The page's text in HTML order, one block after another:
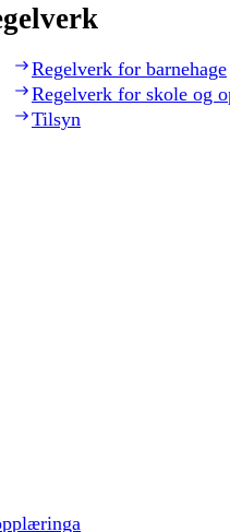
Regelverk for barnehage
Regelverk for skole og
Tilsyn